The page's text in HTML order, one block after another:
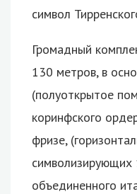
символ
Громадный
130 метров, в
(полуоткрытое
коринфского
фризе,
символизирующих
объединенного